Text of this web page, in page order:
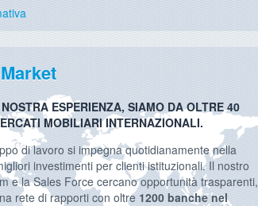
ESPERIENZA, SIAMO DA OLTRE 40
MOBILIARI INTERNAZIONALI.
di lavoro si impegna quotidianamente nella
investimenti per clienti istituzionali. Il nostro
e la Sales Force cercano opportunità trasparenti,
rete di rapporti con oltre 1200 banche nel